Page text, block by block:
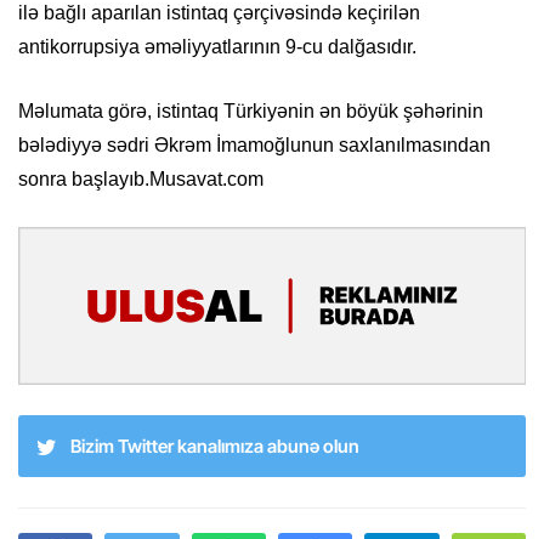
ilə bağlı aparılan istintaq çərçivəsində keçirilən
antikorrupsiya əməliyyatlarının 9-cu dalğasıdır.
Məlumata görə, istintaq Türkiyənin ən böyük şəhərinin
bələdiyyə sədri Əkrəm İmamoğlunun saxlanılmasından
sonra başlayıb.Musavat.com
Bizim Twitter kanalımıza abunə olun